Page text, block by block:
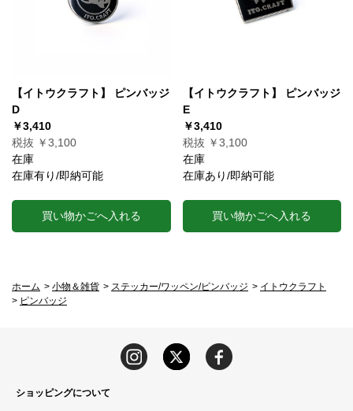
【イトウクラフト】 ピンバッジ
D
￥3,410
税抜 ￥3,100
在庫
在庫有り/即納可能
買い物かごへ入れる
【イトウクラフト】 ピンバッジ
E
￥3,410
税抜 ￥3,100
在庫
在庫あり/即納可能
買い物かごへ入れる
ホーム > 小物＆雑貨 > ステッカー/ワッペン/ピンバッジ > イトウクラフト
> ピンバッジ
ショッピングについて